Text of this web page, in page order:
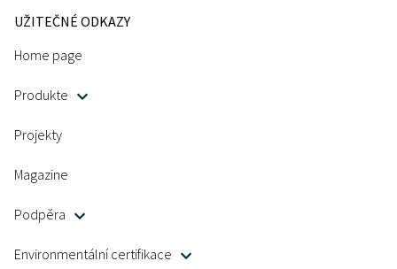
UŽITEČNÉ ODKAZY
Home page
Produkte
Projekty
Magazine
Podpěra
Environmentální certifikace